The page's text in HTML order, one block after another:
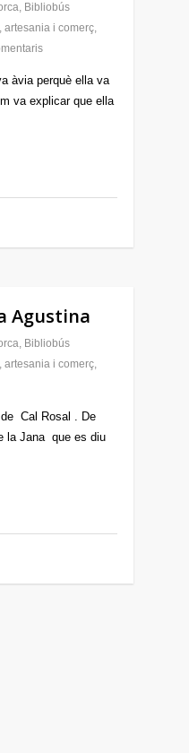
, Bibliobús
artesania i comerç,
àvia perquè ella va
va explicar que ella
Agustina
, Bibliobús
artesania i comerç,
Cal Rosal . De
la Jana que es diu